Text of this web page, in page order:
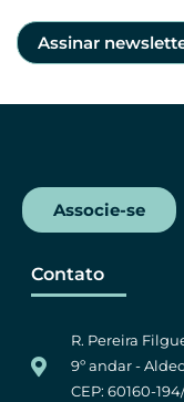
Associe-se
Contato
R. Pereira
9º andar -
CEP: 60160-